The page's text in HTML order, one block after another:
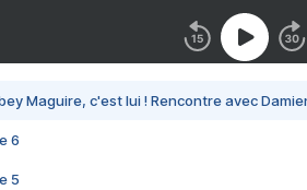
Maguire, c'est lui ! Rencontre avec
6
5